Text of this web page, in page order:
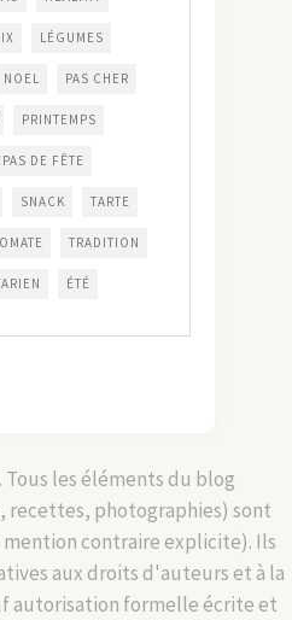
LÉGUMES
NOEL PAS CHER
PRINTEMPS
DE FÊTE
SNACK TARTE
TRADITION
ÉTÉ
les éléments du blog
recettes, photographies) sont
contraire explicite). Ils
aux droits d'auteurs et à la
autorisation formelle écrite et